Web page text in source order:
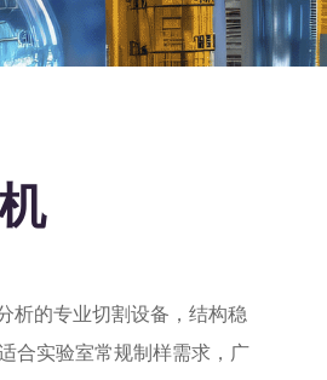
析的专业切割设备，结构稳
合实验室常规制样需求，广